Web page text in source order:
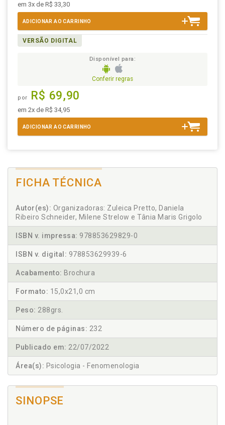
em 3x de R$ 33,30
ADICIONAR AO CARRINHO
VERSÃO DIGITAL
Disponível para:
Conferir regras
por R$ 69,90
em 2x de R$ 34,95
ADICIONAR AO CARRINHO
FICHA TÉCNICA
Autor(es): Organizadoras: Zuleica Pretto, Daniela
Ribeiro Schneider, Milene Strelow e Tânia Maris Grigolo
ISBN v. impressa: 978853629829-0
ISBN v. digital: 978853629939-6
Acabamento: Brochura
Formato: 15,0x21,0 cm
Peso: 288grs.
Número de páginas: 232
Publicado em: 22/07/2022
Área(s): Psicologia - Fenomenologia
SINOPSE